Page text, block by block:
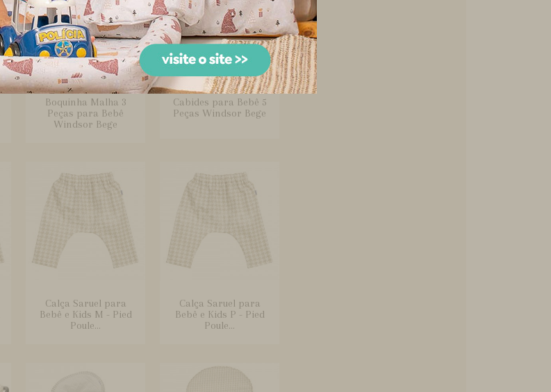
Boquinha Malha 3
Peças para Bebê
Windsor Bege
Cabides para Bebê 5
Peças Windsor Bege
Calça Saruel para
Bebê e Kids M - Pied
Poule...
Calça Saruel para
Bebê e Kids P - Pied
Poule...